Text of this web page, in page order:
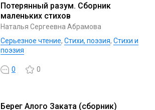
Потерянный разум. Сборник
маленьких стихов
Наталья Сергеевна Абрамова
Серьезное чтение, Cтихи, поэзия, Стихи и
поэзия
0 0
Берег Алого Заката (сборник)